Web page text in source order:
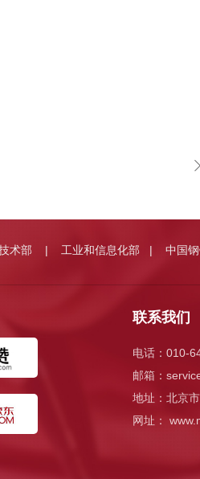
ꄲ
联系我们
电话：010-
邮箱：
地址：北京
网址：
术部 | 工业和信息化部 | 中国